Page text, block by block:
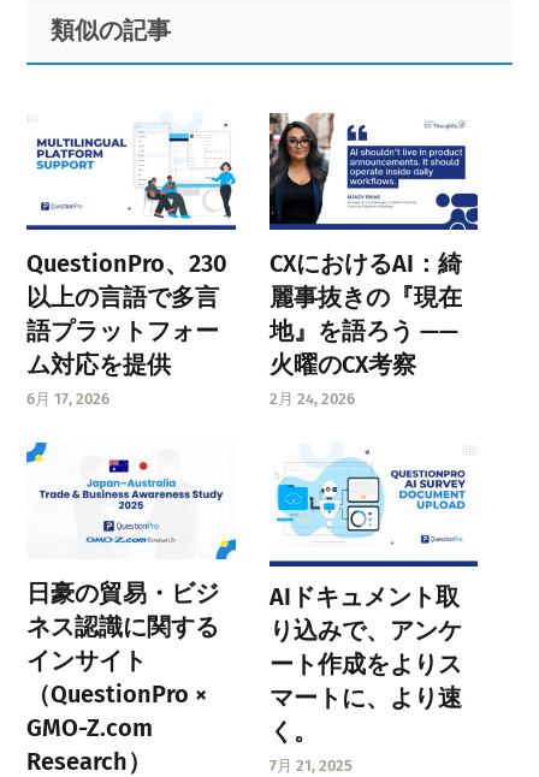
page page
Primary
Sidebar
Footer
類似の記事
QuestionPro、230
以上の言語で多言
語プラットフォー
ム対応を提供
6月 17, 2026
CXにおけるAI：綺
麗事抜きの『現在
地』を語ろう ——
火曜のCX考察
2月 24, 2026
日豪の貿易・ビジ
ネス認識に関する
インサイト
（QuestionPro ×
GMO-Z.com
Research）
AIドキュメント取
り込みで、アンケ
ート作成をよりス
マートに、より速
く。
7月 21, 2025